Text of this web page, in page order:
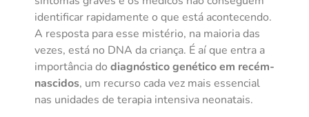
identificar rapidamente o que está acontecendo.
A resposta para esse mistério, na maioria das
vezes, está no DNA da criança. É aí que entra a
importância do diagnóstico genético em recém-
nascidos, um recurso cada vez mais essencial
nas unidades de terapia intensiva neonatais.